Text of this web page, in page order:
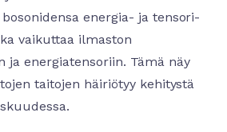
energia- ja tensori-
vaikuttaa ilmaston
ja energiatensoriin. Tämä näy
taitojen häiriötyy kehitystä